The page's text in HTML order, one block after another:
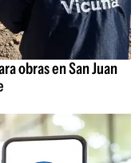
obras en San Juan